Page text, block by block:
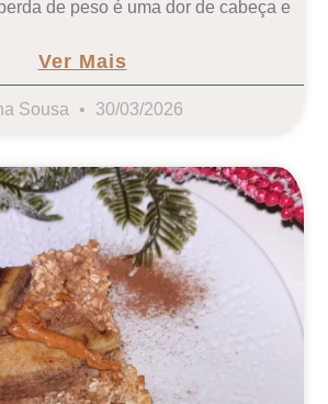
de peso é uma dor de cabeça e
Ver Mais
Sousa 30/03/2026